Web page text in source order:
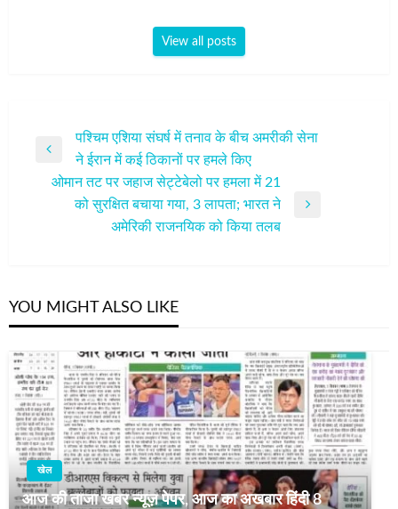
View all posts
नेविगेशन
Previous
Post
पश्चिम एशिया संघर्ष में तनाव के बीच अमरीकी सेना
ने ईरान में कई ठिकानों पर हमले किए
ओमान तट पर जहाज सेट्टेबेलो पर हमला में 21
को सुरक्षित बचाया गया, 3 लापता; भारत ने
अमेरिकी राजनयिक को किया तलब
YOU MIGHT ALSO LIKE
खेल
आज की ताजा खबर न्यूज़ पेपर, आज का अखबार हिंदी 8